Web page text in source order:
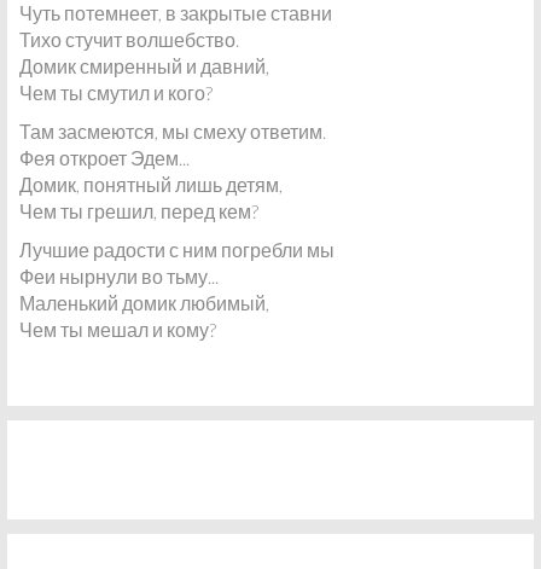
Чуть потемнеет, в закрытые ставни
Тихо стучит волшебство.
Домик смиренный и давний,
Чем ты смутил и кого?
Там засмеются, мы смеху ответим.
Фея откроет Эдем...
Домик, понятный лишь детям,
Чем ты грешил, перед кем?
Лучшие радости с ним погребли мы
Феи нырнули во тьму...
Маленький домик любимый,
Чем ты мешал и кому?